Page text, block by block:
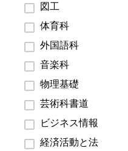
図工
体育科
外国語科
音楽科
物理基礎
芸術科書道
ビジネス情報
経済活動と法